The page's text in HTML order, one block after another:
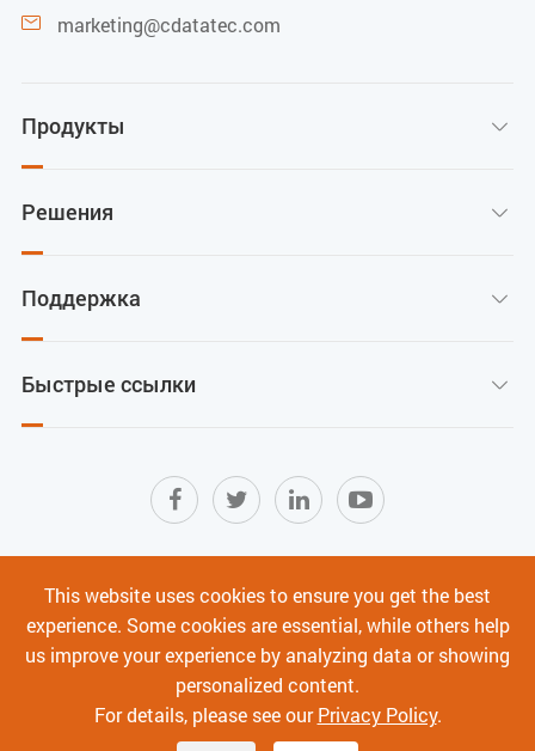
 marketing@cdatatec.com
Продукты 
Решения 
Поддержка 
Быстрые ссылки 
Карта сайта Условия использования
Политика конфиденциальности
|
Кибербезопасность
Авторское право ©
Shenzhen C-Data Technology Co., Ltd.Все права
This website uses cookies to ensure you get the best
experience. Some cookies are essential, while others help
us improve your experience by analyzing data or showing
personalized content.
For details, please see ourPrivacy Policy.